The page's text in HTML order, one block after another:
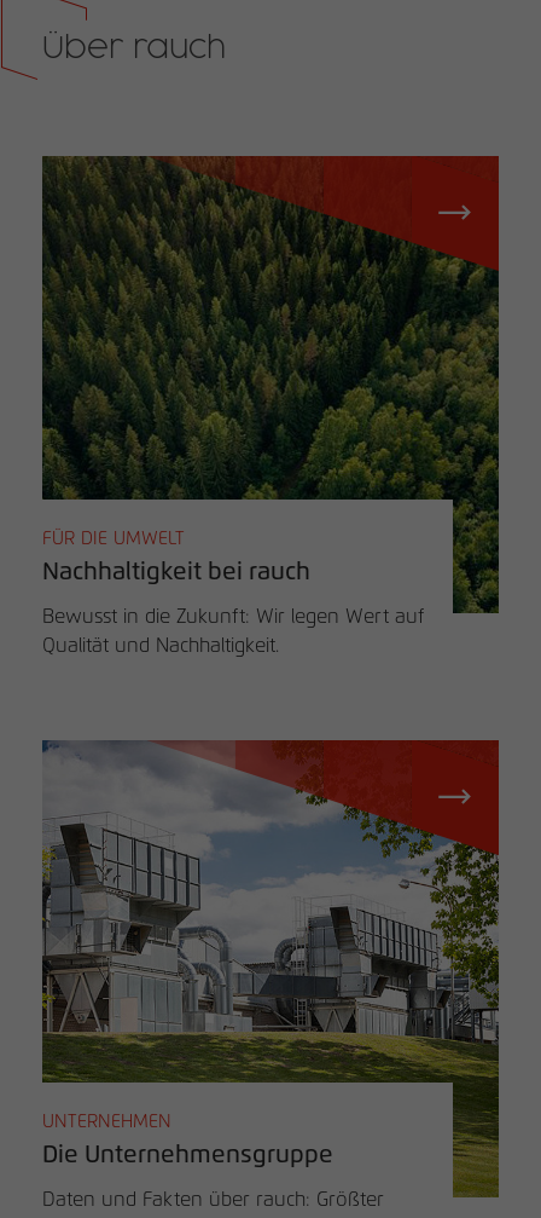
Über rauch
FÜR DIE UMWELT
Nachhaltigkeit bei rauch
Bewusst in die Zukunft: Wir legen Wert auf
Qualität und Nachhaltigkeit.
UNTERNEHMEN
Die Unternehmensgruppe
Daten und Fakten über rauch: Größter